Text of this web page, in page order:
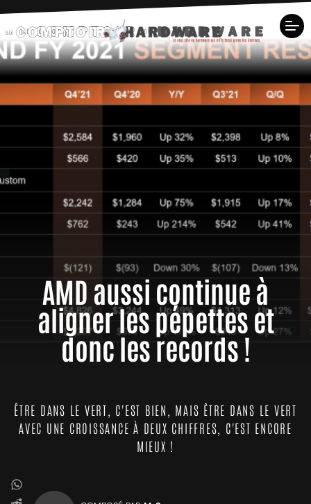
AMD aussi continue à
aligner les pépettes et
donc les records !
ÊTRE DANS LE VERT, C'EST BIEN, MAIS ÊTRE DANS LE VERT
AVEC UNE CROISSANCE À DEUX CHIFFRES, C'EST ENCORE
MIEUX !